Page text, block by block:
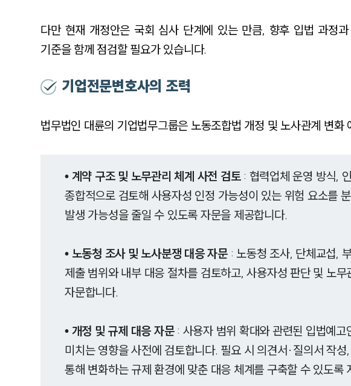
다만 현재 개정안은 국회 심사 단계에 있는 만큼, 향후 입법 과정
기준을 함께 점검할 필요가 있습니다.
기업전문변호사의 조력
법무법인 대륜의 기업법무그룹은 노동조합법 개정 및 노사관계 변
• 계약 구조 및 노무관리 체계 사전 검토: 협력업체 운영 방식,
종합적으로 검토해 사용자성 인정 가능성이 있는 위험 요소를
발생 가능성을 줄일 수 있도록 자문을 제공합니다.
• 노동청 조사 및 노사분쟁 대응 자문: 노동청 조사, 단체교섭,
제출 범위와 내부 대응 절차를 검토하고, 사용자성 판단 및 노
자문합니다.
• 개정 및 규제 대응 자문: 사용자 범위 확대와 관련된 입법예
미치는 영향을 사전에 검토합니다. 필요 시 의견서·질의서 작
통해 변화하는 규제 환경에 맞춘 대응 체계를 구축할 수 있도록